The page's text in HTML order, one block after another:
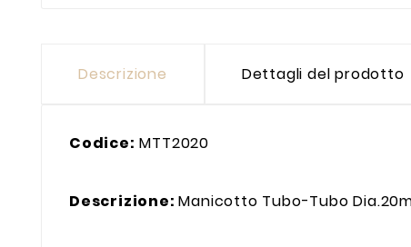
Descrizione Dettagli del prodotto
Codice: MTT2020
Descrizione: Manicotto Tubo-Tubo